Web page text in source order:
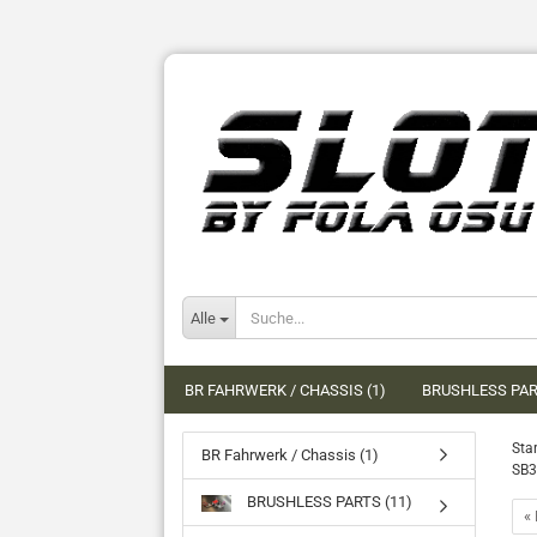
Alle
BR FAHRWERK / CHASSIS (1) BRUSHLESS
«
BR Fahrwerk / Chassis (1)
BRUSHLESS PARTS (11)